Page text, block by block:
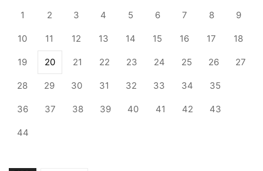
1 2 3 4 5 6 7 8 9
10 11 12 13 14 15 16 17 18
19 20 21 22 23 24 25 26 27
28 29 30 31 32 33 34 35
36 37 38 39 40 41 42 43
44